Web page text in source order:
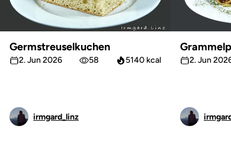
Germstreuselkuchen
2. Jun 2026 58 5140 kcal
irmgard_linz
2. Jun